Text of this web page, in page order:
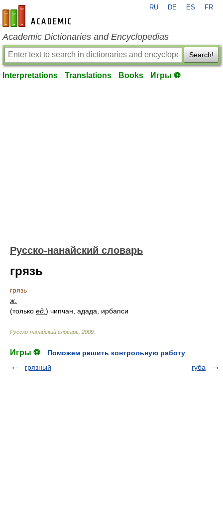
en-academic.com
RU DE ES FR
Academic Dictionaries and Encyclopedias
Search!
Interpretations Translations Books Игры ⚽
Русско-нанайский словарь
грязь
грязь
ж.
(только ед. ) чипчан, адада, ирбапси
Русско-нанайский словарь 2009
Игры ⚽
Поможем решить контрольную работу
грязный
губа